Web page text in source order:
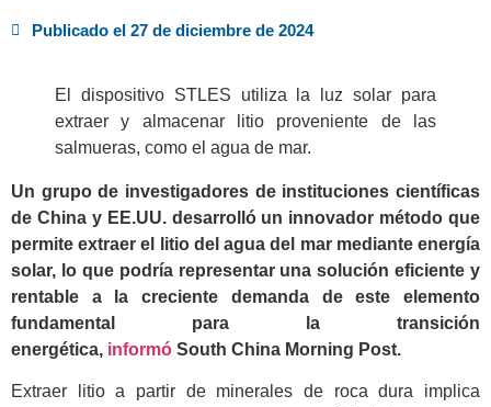
Publicado el 27 de diciembre de 2024
El dispositivo STLES utiliza la luz solar para
extraer y almacenar litio proveniente de las
salmueras, como el agua de mar.
Un grupo de investigadores de instituciones científicas
de China y EE.UU. desarrolló un innovador método que
permite extraer el litio del agua del mar mediante energía
solar, lo que podría representar una solución eficiente y
rentable a la creciente demanda de este elemento
fundamental para la transición
energética, informó South China Morning Post.
Extraer litio a partir de minerales de roca dura implica